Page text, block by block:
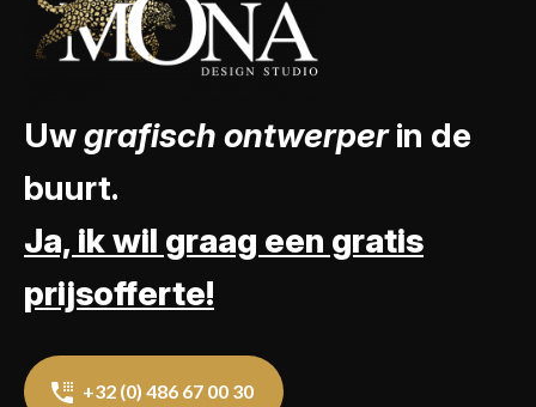
Uwgrafisch ontwerperin de
buurt.
Ja, ik wil graag een gratis
prijsofferte!
+32 (0) 486 67 00 30